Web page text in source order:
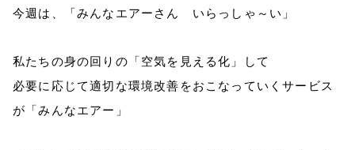
今週は、「みんなエアーさん いらっしゃ～い」
私たちの身の回りの「空気を見える化」して
必要に応じて適切な環境改善をおこなっていくサービス
が「みんなエアー」